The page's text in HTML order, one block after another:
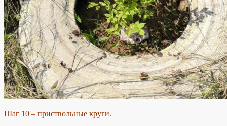
Шаг 10 – приствольные круги.